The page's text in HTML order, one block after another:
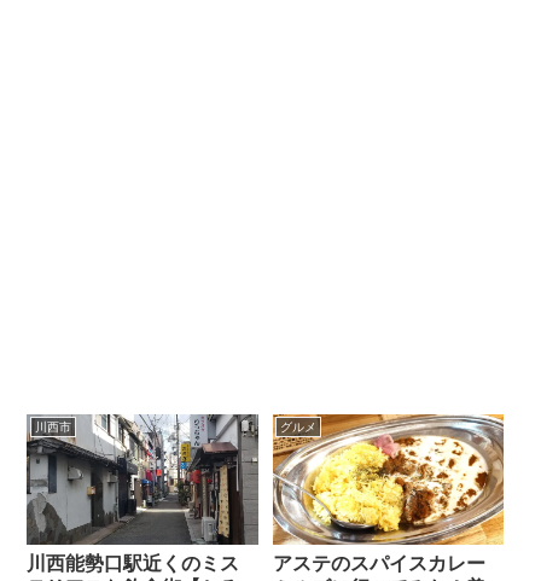
川西市
川西能勢口駅近くのミス
グルメ
アステのスパイスカレー